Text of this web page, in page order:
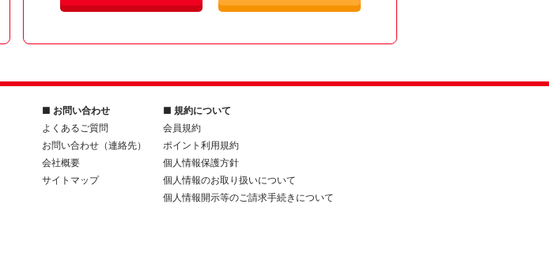
■ お問い合わせ
よくあるご質問
お問い合わせ（連絡先）
会社概要
サイトマップ
■ 規約について
会員規約
ポイント利用規約
個人情報保護方針
個人情報のお取り扱いについて
個人情報開示等のご請求手続きについて